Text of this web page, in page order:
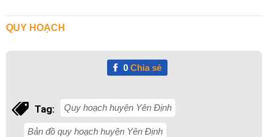
QUY HOẠCH
0Chia sẻ
Tag: Quy hoạch huyện Yên Định
Bản đồ quy hoạch huyện Yên Định